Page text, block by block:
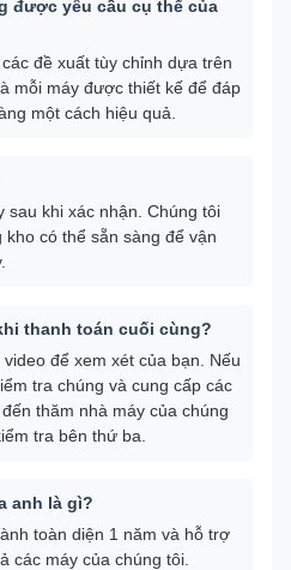
được yêu cầu cụ thể của
đề xuất tùy chỉnh dựa trên
mỗi máy được thiết kế để đáp
một cách hiệu quả.
khi xác nhận. Chúng tôi
có thể sẵn sàng để vận
thanh toán cuối cùng?
để xem xét của bạn. Nếu
tra chúng và cung cấp các
thăm nhà máy của chúng
tra bên thứ ba.
anh là gì?
toàn diện 1 năm và hỗ trợ
các máy của chúng tôi.